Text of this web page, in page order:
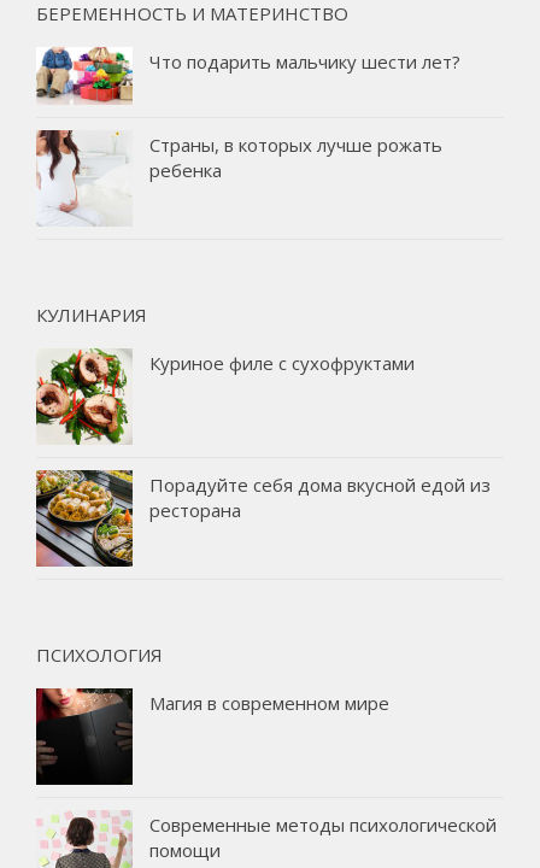
БЕРЕМЕННОСТЬ И МАТЕРИНСТВО
Что подарить мальчику шести лет?
Страны, в которых лучше рожать
ребенка
КУЛИНАРИЯ
Куриное филе с сухофруктами
Порадуйте себя дома вкусной едой из
ресторана
ПСИХОЛОГИЯ
Магия в современном мире
Современные методы психологической
помощи